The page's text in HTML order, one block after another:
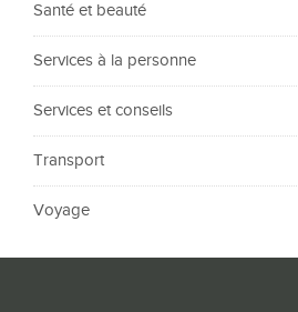
Santé et beauté
Services à la personne
Services et conseils
Transport
Voyage